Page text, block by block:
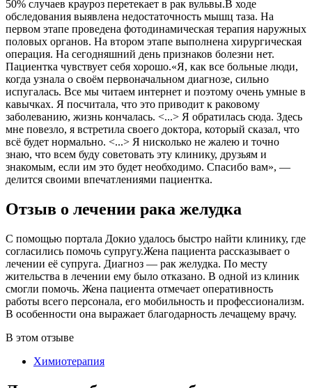
50% случаев крауроз перетекает в рак вульвы.В ходе
обследования выявлена недостаточность мышц таза. На
первом этапе проведена фотодинамическая терапия наружных
половых органов. На втором этапе выполнена хирургическая
операция. На сегодняшний день признаков болезни нет.
Пациентка чувствует себя хорошо.«Я, как все больные люди,
когда узнала о своём первоначальном диагнозе, сильно
испугалась. Все мы читаем интернет и поэтому очень умные в
кавычках. Я посчитала, что это приводит к раковому
заболеванию, жизнь кончалась. <...> Я обратилась сюда. Здесь
мне повезло, я встретила своего доктора, который сказал, что
всё будет нормально. <...> Я нисколько не жалею и точно
знаю, что всем буду советовать эту клинику, друзьям и
знакомым, если им это будет необходимо. Спасибо вам», —
делится своими впечатлениями пациентка.
Отзыв о лечении рака желудка
С помощью портала Докио удалось быстро найти клинику, где
согласились помочь супругу.Жена пациента рассказывает о
лечении её супруга. Диагноз — рак желудка. По месту
жительства в лечении ему было отказано. В одной из клиник
смогли помочь. Жена пациента отмечает оперативность
работы всего персонала, его мобильность и профессионализм.
В особенности она выражает благодарность лечащему врачу.
В этом отзыве
Химиотерапия